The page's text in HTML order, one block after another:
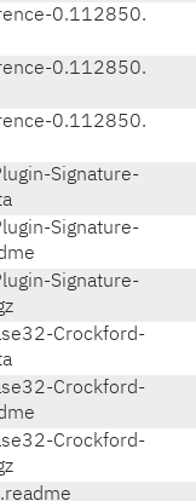
0.112850.
0.112850.
0.112850.
Signature-
Signature-
Signature-
Crockford-
Crockford-
Crockford-